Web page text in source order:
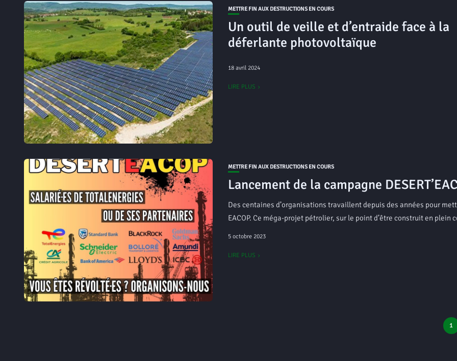
METTRE FIN AUX DESTRUCTIONS EN COURS
Un outil de veille et d’entraide face à la
déferlante photovoltaïque
18 avril 2024
LIRE PLUS
METTRE FIN AUX DESTRUCTIONS EN COURS
Lancement de la campagne
Des centaines d’organisations travaillent depuis des années pour
EACOP. Ce méga-projet pétrolier, sur le point d’être construit en plein
5 octobre 2023
LIRE PLUS
1